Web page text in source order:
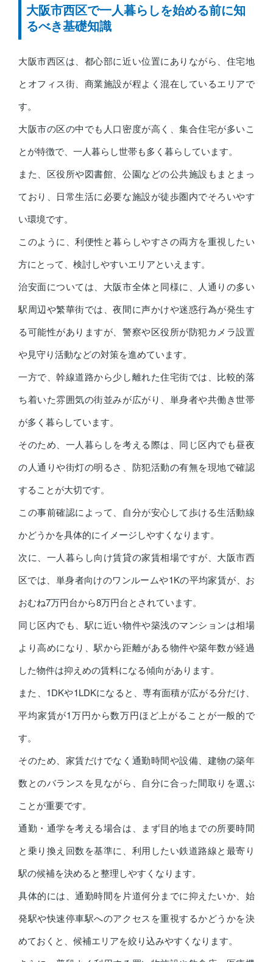
大阪市西区で一人暮らしを始める前に知
るべき基礎知識
大阪市西区は、都心部に近い位置にありながら、住宅地
とオフィス街、商業施設が程よく混在しているエリアで
す。
大阪市の区の中でも人口密度が高く、集合住宅が多いこ
とが特徴で、一人暮らし世帯も多く暮らしています。
また、区役所や図書館、公園などの公共施設もまとまっ
ており、日常生活に必要な施設が徒歩圏内でそろいやす
い環境です。
このように、利便性と暮らしやすさの両方を重視したい
方にとって、検討しやすいエリアといえます。
治安面については、大阪市全体と同様に、人通りの多い
駅周辺や繁華街では、夜間に声かけや迷惑行為が発生す
る可能性がありますが、警察や区役所が防犯カメラ設置
や見守り活動などの対策を進めています。
一方で、幹線道路から少し離れた住宅街では、比較的落
ち着いた雰囲気の街並みが広がり、単身者や共働き世帯
が多く暮らしています。
そのため、一人暮らしを考える際は、同じ区内でも昼夜
の人通りや街灯の明るさ、防犯活動の有無を現地で確認
することが大切です。
この事前確認によって、自分が安心して歩ける生活動線
かどうかを具体的にイメージしやすくなります。
次に、一人暮らし向け賃貸の家賃相場ですが、大阪市西
区では、単身者向けのワンルームや1Kの平均家賃が、お
おむね7万円台から8万円台とされています。
同じ区内でも、駅に近い物件や築浅のマンションは相場
より高めになり、駅から距離がある物件や築年数が経過
した物件は抑えめの賃料になる傾向があります。
また、1DKや1LDKになると、専有面積が広がる分だけ、
平均家賃が1万円から数万円ほど上がることが一般的で
す。
そのため、家賃だけでなく通勤時間や設備、建物の築年
数とのバランスを見ながら、自分に合った間取りを選ぶ
ことが重要です。
通勤・通学を考える場合は、まず目的地までの所要時間
と乗り換え回数を基準に、利用したい鉄道路線と最寄り
駅の候補を決めると整理しやすくなります。
具体的には、通勤時間を片道何分までに抑えたいか、始
発駅や快速停車駅へのアクセスを重視するかどうかを決
めておくと、候補エリアを絞り込みやすくなります。